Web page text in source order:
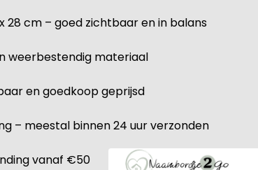
28 cm – goed zichtbaar en in balans
weerbestendig materiaal
en goedkoop geprijsd
– meestal binnen 24 uur verzonden
vanaf €50